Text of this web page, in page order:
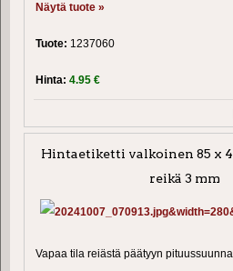
Näytä tuote »
Tuote: 1237060
Hinta: 4.95 €
Hintaetiketti valkoinen 85 x
reikä 3 mm
Vapaa tila reiästä päätyyn